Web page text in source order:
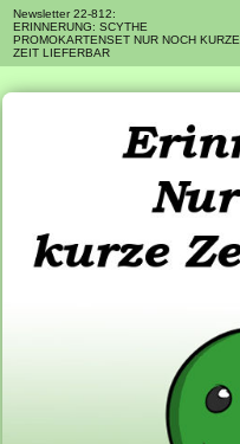
Newsletter 22-812:
ERINNERUNG: SCYTHE
PROMOKARTENSET NUR NOCH KURZE
ZEIT LIEFERBAR